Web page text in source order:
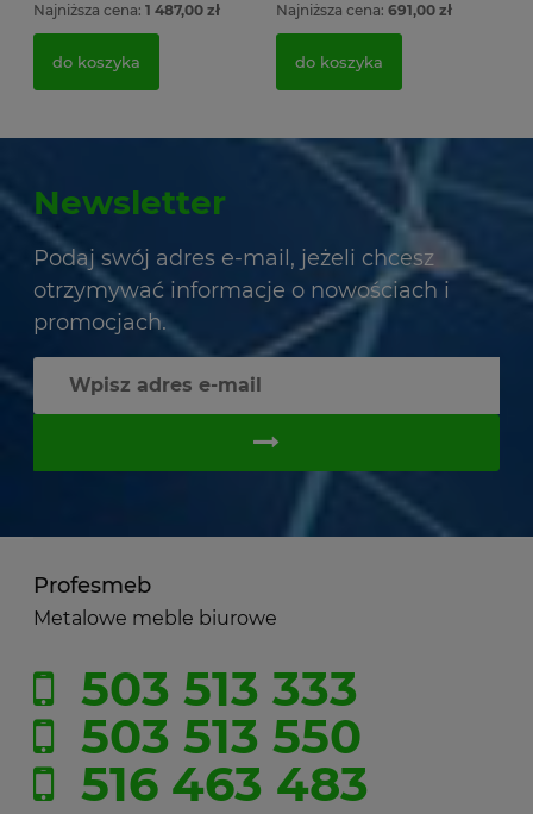
Najniższa cena: 1 487,00 zł
do koszyka
Najniższa cena: 691,00 zł
do koszyka
Newsletter
Podaj swój adres e-mail, jeżeli chcesz
otrzymywać informacje o nowościach i
promocjach.
Profesmeb
Metalowe meble biurowe
503 513 333
503 513 550
516 463 483